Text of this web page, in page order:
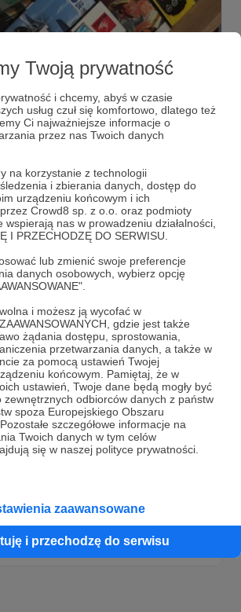
Twoją prywatność
i chcemy, abyś w czasie
usług czuł się komfortowo, dlatego też
Ci najważniejsze informacje o
przez nas Twoich danych
na korzystanie z technologii
i zbierania danych, dostęp do
urządzeniu końcowym i ich
Crowd8 sp. z o.o. oraz podmioty
nas w prowadzeniu działalności,
I PRZECHODZĘ DO SERWISU.
lub zmienić swoje preferencje
danych osobowych, wybierz opcję
i możesz ją wycofać w
gdzie jest także
żądania dostępu, sprostowania,
przetwarzania danych, a także w
za pomocą ustawień Twojej
końcowym. Pamiętaj, że w
ustawień, Twoje dane będą mogły być
zewnętrznych odbiorców danych z państw
spoza Europejskiego Obszaru
szczegółowe informacje na
Twoich danych w tym celów
się w naszej polityce prywatności.
zaawansowane
i przechodzę do serwisu
nowe gry.
miesiąc w pandemicznych warunkach!
nami jesteście! Przypominamy, że
korzystać z wypożyczalni, w
się nowe tytuły.
kolekcja +6
sklep lista gier +2